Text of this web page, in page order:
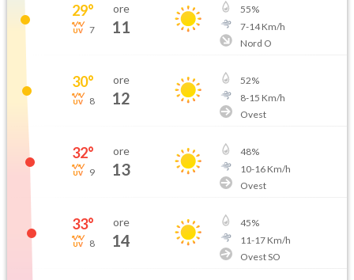
29°
7
ore
11
55%
7-14Km/h
Nord O
30°
8
ore
12
52%
8-15 Km/h
Ovest
32°
9
ore
13
48%
10-16Km/h
Ovest
33°
8
ore
14
45%
11-17Km/h
Ovest SO